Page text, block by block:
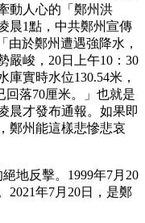
動人心的「鄭州洪
晨1點，中共鄭州宣傳
由於鄭州遭遇強降水，
嚴峻，20日上午10：30
實時水位130.54米，
回落70厘米。」也就是
晨才發布通報。如果即
鄭州能這樣悲慘悲哀
地反擊。1999年7月20
2021年7月20日，是鄭